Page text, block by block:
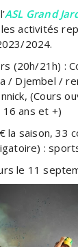
ASL Grand
activités
2024.
(20h/21h) :
/ Djembel /
(Cours
ans et +)
la saison, 33
:
le 11